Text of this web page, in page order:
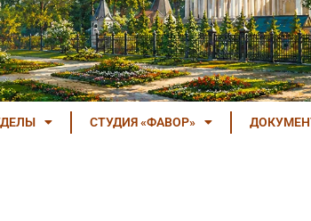
СТУДИЯ «ФАВОР»